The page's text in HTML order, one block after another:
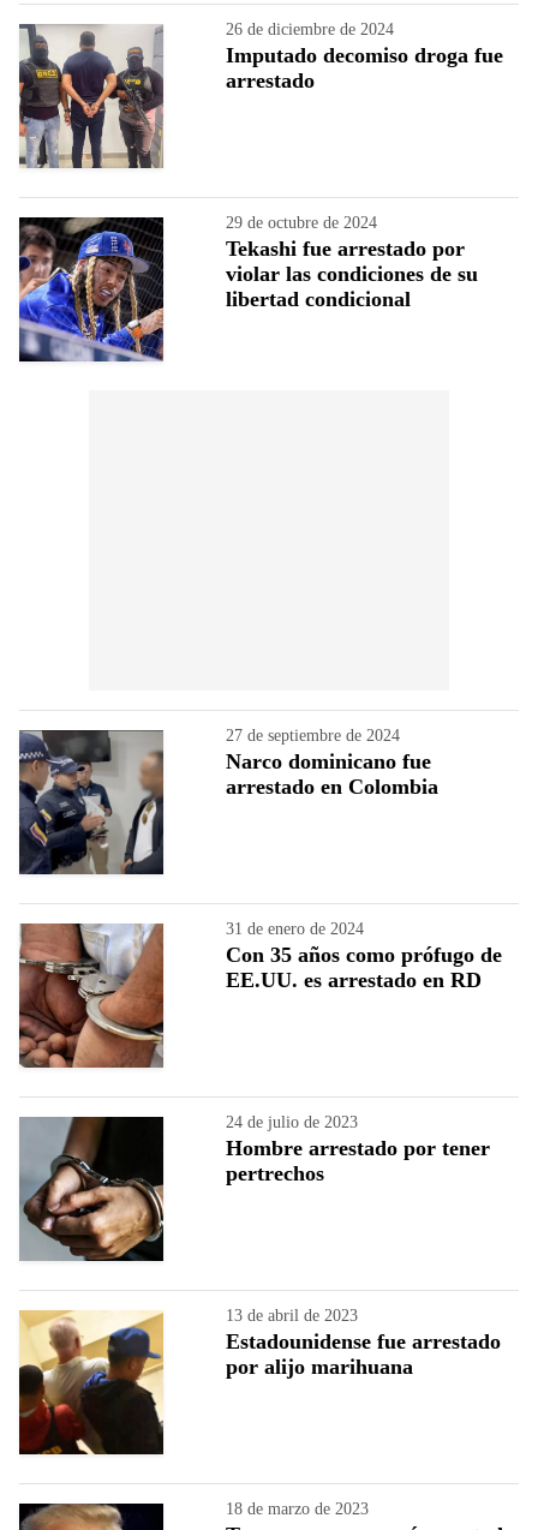
26 de diciembre de 2024
Imputado decomiso droga fue
arrestado
29 de octubre de 2024
Tekashi fue arrestado por
violar las condiciones de su
libertad condicional
27 de septiembre de 2024
Narco dominicano fue
arrestado en Colombia
31 de enero de 2024
Con 35 años como prófugo de
EE.UU. es arrestado en RD
24 de julio de 2023
Hombre arrestado por tener
pertrechos
13 de abril de 2023
Estadounidense fue arrestado
por alijo marihuana
18 de marzo de 2023